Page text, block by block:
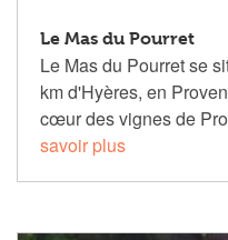
Le Mas du Pourret
Le Mas du Pourret se
km d'Hyères, en
cœur des vignes de
savoir plus